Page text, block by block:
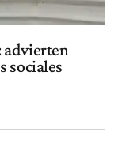
advierten
sociales